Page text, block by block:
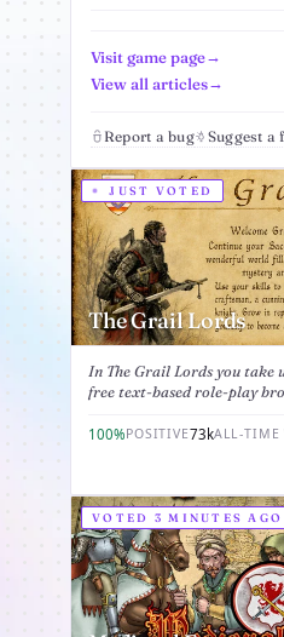
Visit game page
View all articles
Report a bug Suggest a
JUST VOTED
The Grail Lords
In The Grail Lords you take
free text-based role-play
100%POSITIVE73kALL-TIME
VOTED 3 MINUTES AGO